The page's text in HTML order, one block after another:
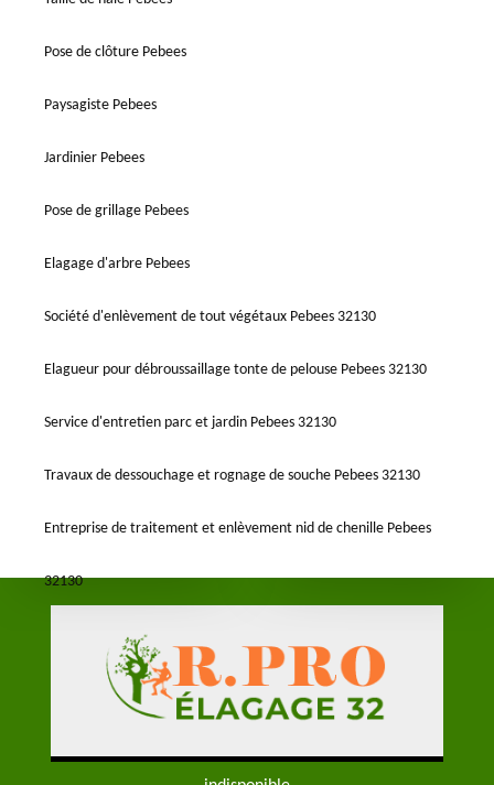
Pose de clôture Pebees
Paysagiste Pebees
Jardinier Pebees
Pose de grillage Pebees
Elagage d'arbre Pebees
Société d'enlèvement de tout végétaux Pebees 32130
Elagueur pour débroussaillage tonte de pelouse Pebees 32130
Service d'entretien parc et jardin Pebees 32130
Travaux de dessouchage et rognage de souche Pebees 32130
Entreprise de traitement et enlèvement nid de chenille Pebees
32130